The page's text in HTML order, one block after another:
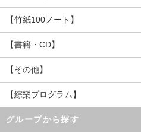
【竹紙100ノート】
【書籍・CD】
【その他】
【綜樂プログラム】
グループから探す